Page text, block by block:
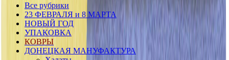
Все рубрики
23 ФЕВРАЛЯ и 8 МАРТА
НОВЫЙ ГОД
УПАКОВКА
КОВРЫ
ДОНЕЦКАЯ МАНУФАКТУРА